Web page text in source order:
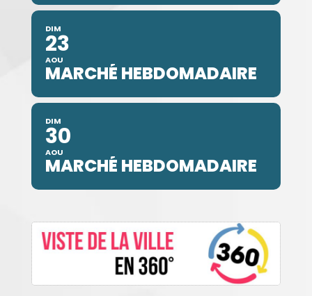
DIM
23
AOU
MARCHÉ HEBDOMADAIRE
DIM
30
AOU
MARCHÉ HEBDOMADAIRE